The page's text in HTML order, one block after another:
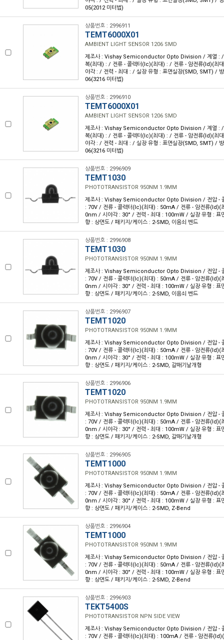
05(2012 미터법)
상품번호 : 2996911
TEMT6000X01
AMBIENT LIGHT SENSOR 1206 SMD
제조사 : Vishay Semiconductor Opto Division / 계열 : /
복(최대) : / 전류 - 콜렉터(Ic)(최대) : / 전류 - 암전류(Id)(최
야각 : / 전력 - 최대 : / 실장 유형 : 표면실장(SMD, SMT) /
06(3216 미터법)
상품번호 : 2996910
TEMT6000X01
AMBIENT LIGHT SENSOR 1206 SMD
제조사 : Vishay Semiconductor Opto Division / 계열 : /
복(최대) : / 전류 - 콜렉터(Ic)(최대) : / 전류 - 암전류(Id)(최
야각 : / 전력 - 최대 : / 실장 유형 : 표면실장(SMD, SMT) /
06(3216 미터법)
상품번호 : 2996909
TEMT1030
PHOTOTRANSISTOR 950NM 1.9MM
제조사 : Vishay Semiconductor Opto Division / 전압 -
: 70V / 전류 - 콜렉터(Ic)(최대) : 50mA / 전류 - 암전류(Id)(
0nm / 시야각 : 30° / 전력 - 최대 : 100mW / 실장 유형 : 표
향 : 상면도 / 패키지/케이스 : 2-SMD, 이음쇠 벤드
상품번호 : 2996908
TEMT1030
PHOTOTRANSISTOR 950NM 1.9MM
제조사 : Vishay Semiconductor Opto Division / 전압 -
: 70V / 전류 - 콜렉터(Ic)(최대) : 50mA / 전류 - 암전류(Id)(
0nm / 시야각 : 30° / 전력 - 최대 : 100mW / 실장 유형 : 표
향 : 상면도 / 패키지/케이스 : 2-SMD, 이음쇠 벤드
상품번호 : 2996907
TEMT1020
PHOTOTRANSISTOR 950NM 1.9MM
제조사 : Vishay Semiconductor Opto Division / 전압 -
: 70V / 전류 - 콜렉터(Ic)(최대) : 50mA / 전류 - 암전류(Id)(
0nm / 시야각 : 30° / 전력 - 최대 : 100mW / 실장 유형 : 표
향 : 상면도 / 패키지/케이스 : 2-SMD, 갈매기날개형
상품번호 : 2996906
TEMT1020
PHOTOTRANSISTOR 950NM 1.9MM
제조사 : Vishay Semiconductor Opto Division / 전압 -
: 70V / 전류 - 콜렉터(Ic)(최대) : 50mA / 전류 - 암전류(Id)(
0nm / 시야각 : 30° / 전력 - 최대 : 100mW / 실장 유형 : 표
향 : 상면도 / 패키지/케이스 : 2-SMD, 갈매기날개형
상품번호 : 2996905
TEMT1000
PHOTOTRANSISTOR 950NM 1.9MM
제조사 : Vishay Semiconductor Opto Division / 전압 -
: 70V / 전류 - 콜렉터(Ic)(최대) : 50mA / 전류 - 암전류(Id)(
0nm / 시야각 : 30° / 전력 - 최대 : 100mW / 실장 유형 : 표
향 : 상면도 / 패키지/케이스 : 2-SMD, Z-Bend
상품번호 : 2996904
TEMT1000
PHOTOTRANSISTOR 950NM 1.9MM
제조사 : Vishay Semiconductor Opto Division / 전압 -
: 70V / 전류 - 콜렉터(Ic)(최대) : 50mA / 전류 - 암전류(Id)(
0nm / 시야각 : 30° / 전력 - 최대 : 100mW / 실장 유형 : 표
향 : 상면도 / 패키지/케이스 : 2-SMD, Z-Bend
상품번호 : 2996903
TEKT5400S
PHOTOTRANSISTOR NPN SIDE VIEW
제조사 : Vishay Semiconductor Opto Division / 전압 -
: 70V / 전류 - 콜렉터(Ic)(최대) : 100mA / 전류 - 암전류